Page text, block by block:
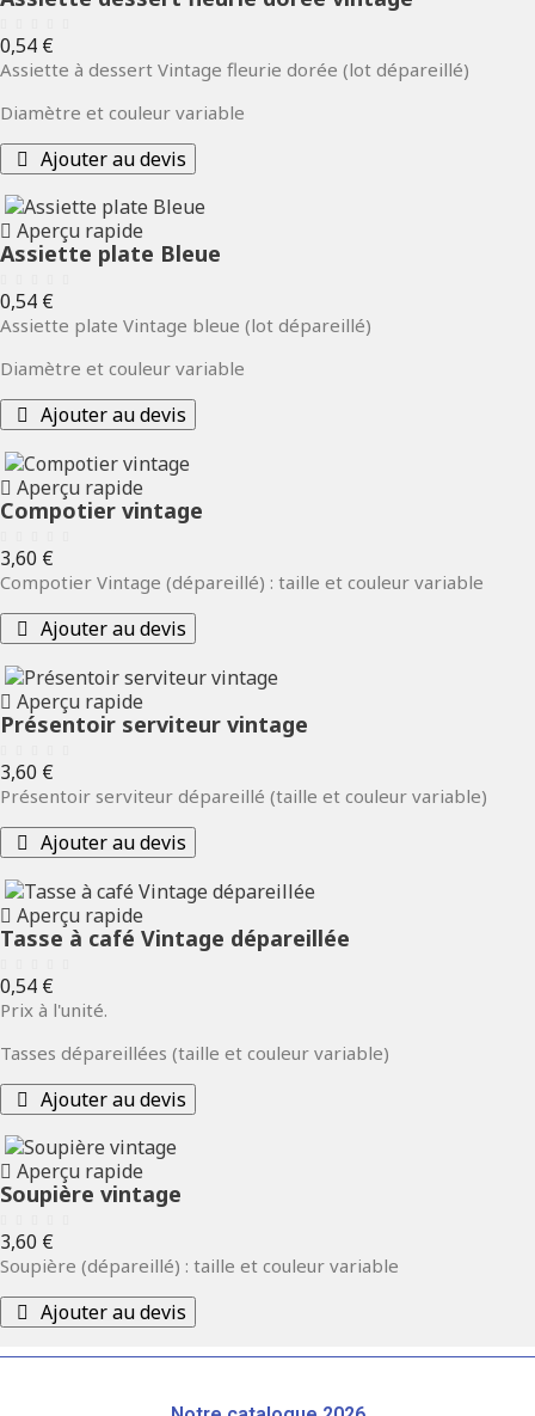
Prix
0,54 €
Assiette à dessert Vintage fleurie dorée (lot dépareillé)
Diamètre et couleur variable
Ajouter au devis
Aperçu rapide
Assiette plate Bleue
Prix
0,54 €
Assiette plate Vintage bleue (lot dépareillé)
Diamètre et couleur variable
Ajouter au devis
Aperçu rapide
Compotier vintage
Prix
3,60 €
Compotier Vintage (dépareillé) : taille et couleur variable
Ajouter au devis
Aperçu rapide
Présentoir serviteur vintage
Prix
3,60 €
Présentoir serviteur dépareillé (taille et couleur variable)
Ajouter au devis
Aperçu rapide
Tasse à café Vintage dépareillée
Prix
0,54 €
Prix à l'unité.
Tasses dépareillées (taille et couleur variable)
Ajouter au devis
Aperçu rapide
Soupière vintage
Prix
3,60 €
Soupière (dépareillé) : taille et couleur variable
Ajouter au devis